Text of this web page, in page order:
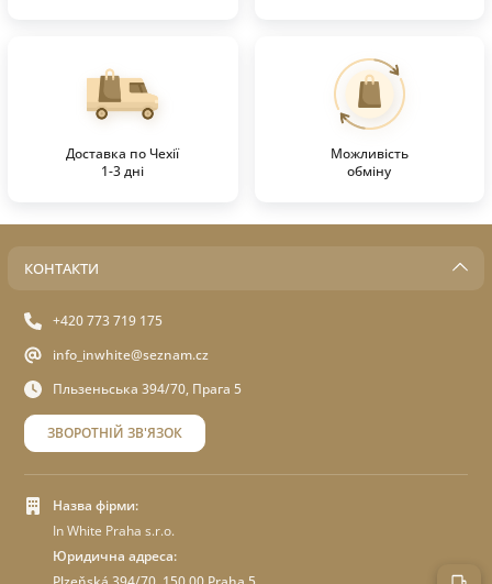
Доставка по Чехії
1-3 дні
Можливість
обміну
КОНТАКТИ
+420 773 719 175
info_inwhite@seznam.cz
Пльзеньська 394/70, Прага 5
ЗВОРОТНІЙ ЗВ'ЯЗОК
Назва фірми:
In White Praha s.r.o.
Юридична адреса: